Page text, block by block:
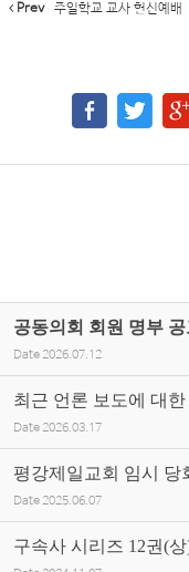
Prev 주일학교 교사 헌신예배
공동의회 회원 명부
Date 2026.07.12
최근 언론 보도에 대
Date 2026.03.17
평강제일교회 임시 당
Date 2025.06.07
구속사 시리즈 12권(